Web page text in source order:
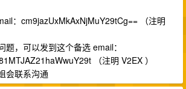
：cm9jazUxMkAxNjMuY29tCg== （注明
题，可以发到这个备选 email：
（注明 V2EX ）
会联系沟通